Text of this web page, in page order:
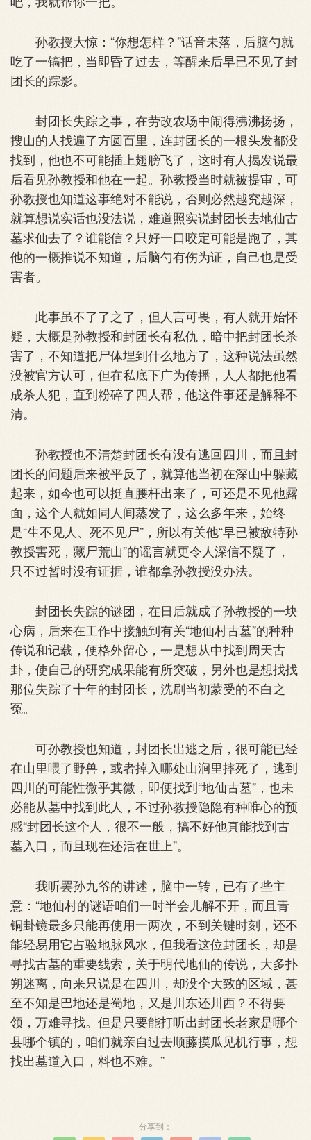
孙教授大惊：“你想怎样？”话音未落，后脑勺就
吃了一镐把，当即昏了过去，等醒来后早已不见了封
团长的踪影。
封团长失踪之事，在劳改农场中闹得沸沸扬扬，
搜山的人找遍了方圆百里，连封团长的一根头发都没
找到，他也不可能插上翅膀飞了，这时有人揭发说最
后看见孙教授和他在一起。孙教授当时就被提审，可
孙教授也知道这事绝对不能说，否则必然越究越深，
就算想说实话也没法说，难道照实说封团长去地仙古
墓求仙去了？谁能信？只好一口咬定可能是跑了，其
他的一概推说不知道，后脑勺有伤为证，自己也是受
害者。
此事虽不了了之了，但人言可畏，有人就开始怀
疑，大概是孙教授和封团长有私仇，暗中把封团长杀
害了，不知道把尸体埋到什么地方了，这种说法虽然
没被官方认可，但在私底下广为传播，人人都把他看
成杀人犯，直到粉碎了四人帮，他这件事还是解释不
清。
孙教授也不清楚封团长有没有逃回四川，而且封
团长的问题后来被平反了，就算他当初在深山中躲藏
起来，如今也可以挺直腰杆出来了，可还是不见他露
面，这个人就如同人间蒸发了，这么多年来，始终
是“生不见人、死不见尸”，所以有关他“早已被敌特孙
教授害死，藏尸荒山”的谣言就更令人深信不疑了，
只不过暂时没有证据，谁都拿孙教授没办法。
封团长失踪的谜团，在日后就成了孙教授的一块
心病，后来在工作中接触到有关“地仙村古墓”的种种
传说和记载，便格外留心，一是想从中找到周天古
卦，使自己的研究成果能有所突破，另外也是想找找
那位失踪了十年的封团长，洗刷当初蒙受的不白之
冤。
可孙教授也知道，封团长出逃之后，很可能已经
在山里喂了野兽，或者掉入哪处山涧里摔死了，逃到
四川的可能性微乎其微，即便找到“地仙古墓”，也未
必能从墓中找到此人，不过孙教授隐隐有种唯心的预
感“封团长这个人，很不一般，搞不好他真能找到古
墓入口，而且现在还活在世上”。
我听罢孙九爷的讲述，脑中一转，已有了些主
意：“地仙村的谜语咱们一时半会儿解不开，而且青
铜卦镜最多只能再使用一两次，不到关键时刻，还不
能轻易用它占验地脉风水，但我看这位封团长，却是
寻找古墓的重要线索，关于明代地仙的传说，大多扑
朔迷离，向来只说是在四川，却没个大致的区域，甚
至不知是巴地还是蜀地，又是川东还川西？不得要
领，万难寻找。但是只要能打听出封团长老家是哪个
县哪个镇的，咱们就亲自过去顺藤摸瓜见机行事，想
找出墓道入口，料也不难。”
分享到：